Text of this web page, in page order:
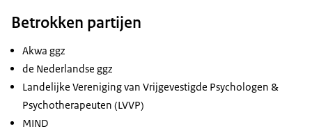
Betrokken partijen
Akwa ggz
de Nederlandse ggz
Landelijke Vereniging van Vrijgevestigde Psychologen &
Psychotherapeuten (LVVP)
MIND